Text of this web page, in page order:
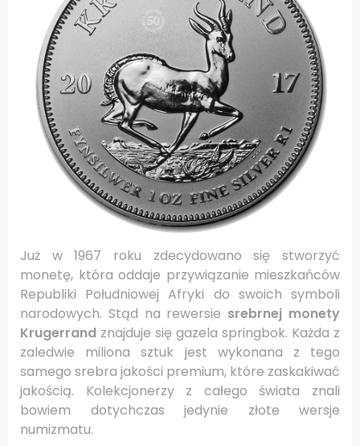
Już w 1967 roku zdecydowano się stworzyć
monetę, która oddaje przywiązanie mieszkańców
Republiki Południowej Afryki do swoich symboli
narodowych. Stąd na rewersie srebrnej monety
Krugerrand znajduje się gazela springbok. Każda z
zaledwie miliona sztuk jest wykonana z tego
samego srebra jakości premium, które zaskakiwać
jakością. Kolekcjonerzy z całego świata znali
bowiem dotychczas jedynie złote wersje
numizmatu.